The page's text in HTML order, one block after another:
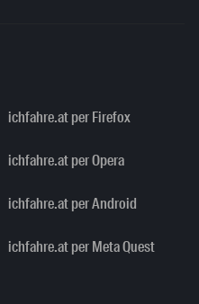
ichfahre.at per Firefox
ichfahre.at per Opera
ichfahre.at per Android
ichfahre.at per Meta Quest